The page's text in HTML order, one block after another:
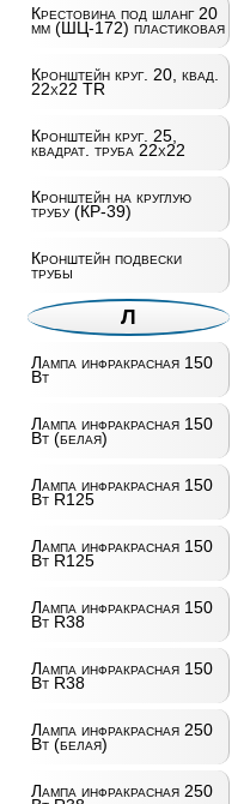
Крестовина под шланг 20
мм (ШЦ-172) пластиковая
Кронштейн круг. 20, квад.
22х22 TR
Кронштейн круг. 25,
квадрат. труба 22х22
Кронштейн на круглую
трубу (КР-39)
Кронштейн подвески
трубы
Л
Лампа инфракрасная 150
Вт
Лампа инфракрасная 150
Вт (белая)
Лампа инфракрасная 150
Вт R125
Лампа инфракрасная 150
Вт R125
Лампа инфракрасная 150
Вт R38
Лампа инфракрасная 150
Вт R38
Лампа инфракрасная 250
Вт (белая)
Лампа инфракрасная 250